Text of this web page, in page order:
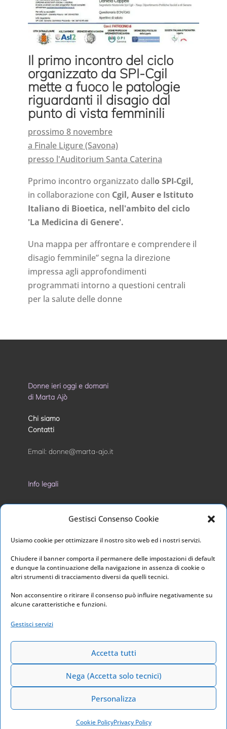
Gestisci Consenso Cookie
Usiamo cookie per ottimizzare il nostro sito web ed i nostri servizi.
Chiudere il banner comporta il permanere delle impostazioni di default
e dunque la continuazione della navigazione in assenza di cookie o
altri strumenti di tracciamento diversi da quelli tecnici.
Non acconsentire o ritirare il consenso può influire negativamente su
alcune caratteristiche e funzioni.
Gestisci servizi
Accetta tutti
Nega (Accetta solo tecnici)
Personalizza
Cookie PolicyPrivacy Policy
Il primo incontro del ciclo
organizzato da SPI-Cgil
mette a fuoco le patologie
riguardanti il disagio dal
punto di vista femminili
prossimo 8 novembre
a Finale Ligure (Savona)
presso l'Auditorium Santa Caterina
Pprimo incontro organizzato dallo SPI-Cgil,
in collaborazione con Cgil, Auser e Istituto
Italiano di Bioetica, nell'ambito del ciclo
'La Medicina di Genere'.
Una mappa per affrontare e comprendere il
disagio femminile” segna la direzione
impressa agli approfondimenti
programmati intorno a questioni centrali
per la salute delle donne
Donne ieri oggi e domani
di Marta Ajò
Chi siamo
Contatti
Email: donne@marta-ajo.it
Info legali
Privacy Policy
Cookie Policy
Euchia Web Marketing2026